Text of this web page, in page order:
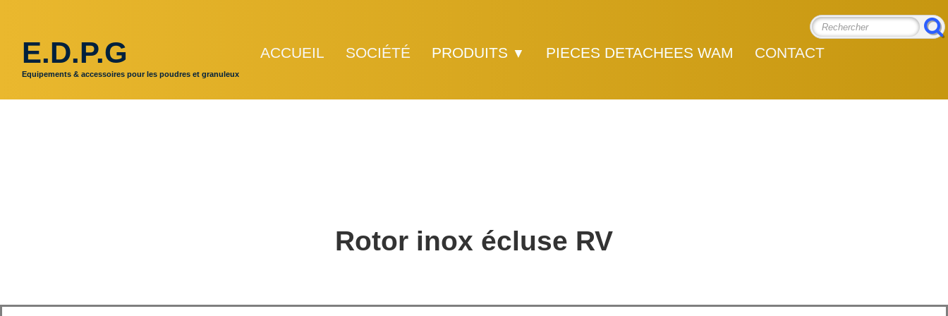
E.D.P.G
Equipements & accessoires pour les poudres et granuleux
ACCUEIL SOCIÉTÉ PRODUITS ▼ PIECES DETACHEES WAM CONTACT
Rotor inox écluse RV